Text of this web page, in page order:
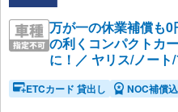
万が一の休業補償も
の利くコンパクトカ
に！／ ヤリス/ノート
ETCカード 貸出し NOC補償